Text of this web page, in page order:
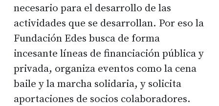
necesario para el desarrollo de las
actividades que se desarrollan. Por eso la
Fundación Edes busca de forma
incesante líneas de financiación pública y
privada, organiza eventos como la cena
baile y la marcha solidaria, y solicita
aportaciones de socios colaboradores.